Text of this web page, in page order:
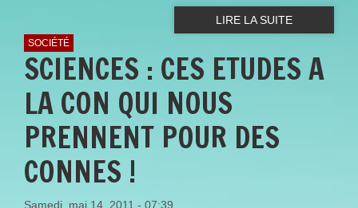
LIRE LA SUITE
SOCIÉTÉ
SCIENCES : CES ETUDES A
LA CON QUI NOUS
PRENNENT POUR DES
CONNES !
Samedi, mai 14, 2011 - 07:39